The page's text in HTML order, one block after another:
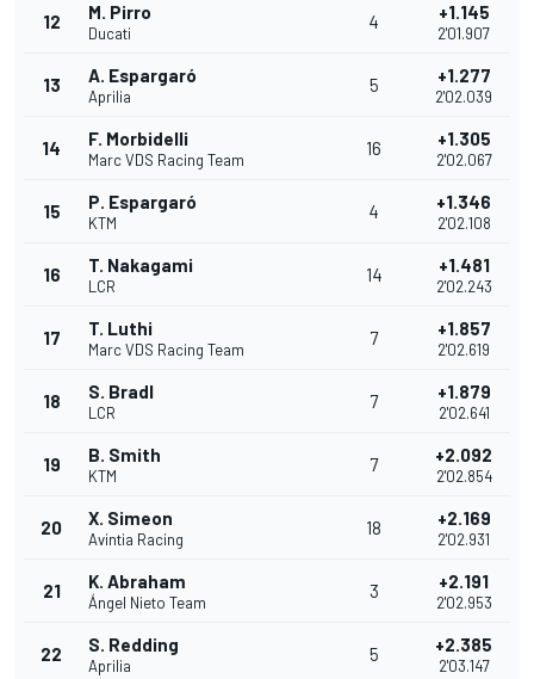
12 M. Pirro
Ducati
4 +1.145
2'01.907
13 A. Espargaró
Aprilia
5 +1.277
2'02.039
14 F. Morbidelli
Marc VDS Racing Team
16 +1.305
2'02.067
15 P. Espargaró
KTM
4 +1.346
2'02.108
16 T. Nakagami
LCR
14 +1.481
2'02.243
17 T. Luthi
Marc VDS Racing Team
7 +1.857
2'02.619
18 S. Bradl
LCR
7 +1.879
2'02.641
19 B. Smith
KTM
7 +2.092
2'02.854
20 X. Simeon
Avintia Racing
18 +2.169
2'02.931
21 K. Abraham
Ángel Nieto Team
3 +2.191
2'02.953
22 S. Redding
Aprilia
5 +2.385
2'03.147